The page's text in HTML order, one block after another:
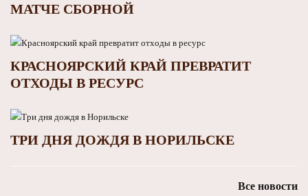
МАТЧЕ СБОРНОЙ
КРАСНОЯРСКИЙ КРАЙ ПРЕВРАТИТ
ОТХОДЫ В РЕСУРС
ТРИ ДНЯ ДОЖДЯ В НОРИЛЬСКЕ
Все новости